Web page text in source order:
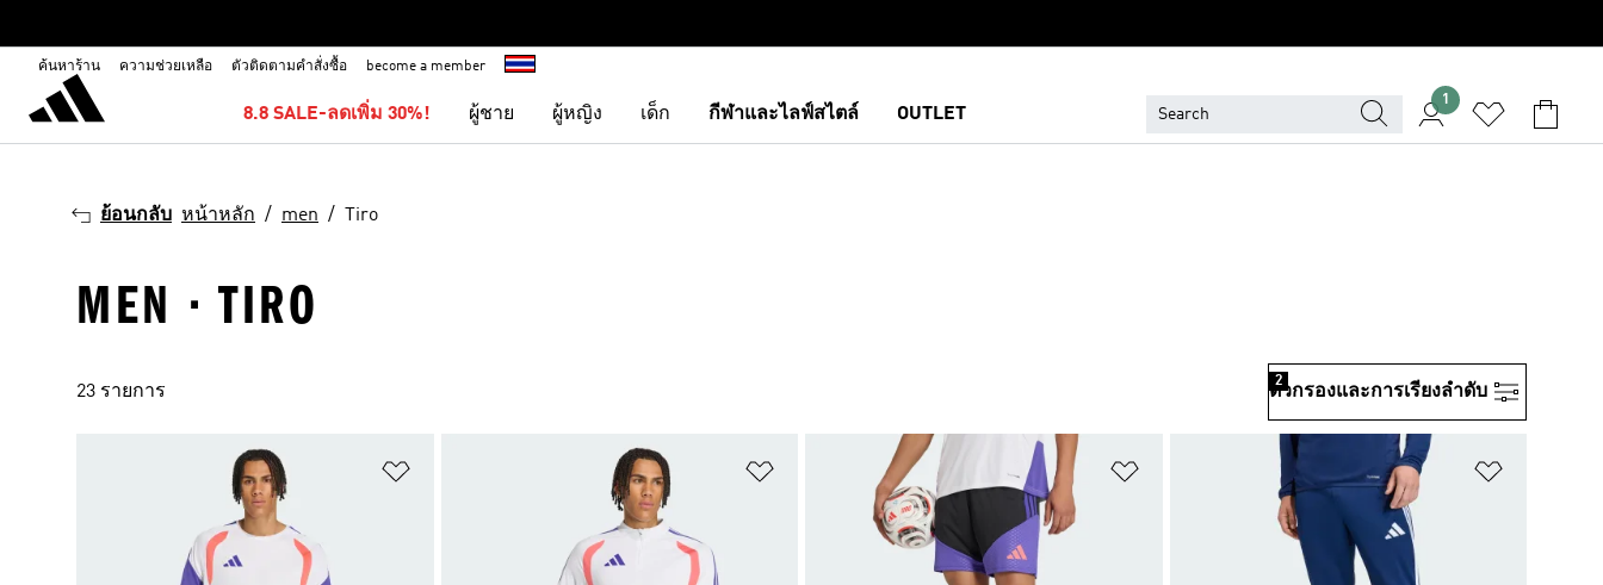
ค้นหาร้าน ความช่วยเหลือ ตัวติดตามคำสั่งซื้อ become a member
8.8 SALE-ลดเพิ่ม 30%! ผู้ชาย ผู้หญิง เด็ก กีฬาและไลฟ์สไตล์ OUTLET
1
ย้อนกลับ หน้าหลัก men Tiro
MEN · TIRO
23 รายการ ตัวกรองและการเรียงลําดับ
2
เพิ่มไปยังรายการสินค้าโปรด เพิ่มไปยังรายการสินค้าโปรด เพิ่มไปยังรายการสินค้าโปรด